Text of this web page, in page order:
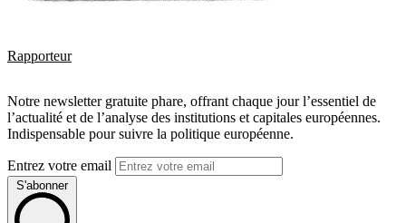
Rapporteur
Notre newsletter gratuite phare, offrant chaque jour l’essentiel de
l’actualité et de l’analyse des institutions et capitales européennes.
Indispensable pour suivre la politique européenne.
Entrez votre email
S'abonner